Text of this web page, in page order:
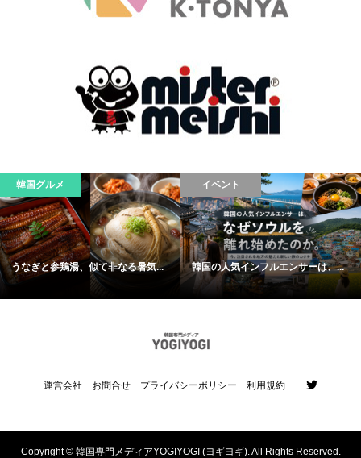
韓国グルメ
うなぎと参鶏湯、似て非なる暑気...
イベント
韓国の人気インフルエンサーは、...
運営会社 お問合せ プライバシーポリシー 利用規約
Copyright ©韓国専門メディアYOGIYOGI (ヨギヨギ). All Rights Reserved.